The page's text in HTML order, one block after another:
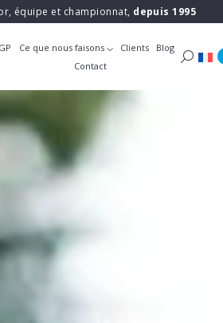
équipe et championnat, depuis 1995
Ce que nous faisons Clients
Blog
Contact